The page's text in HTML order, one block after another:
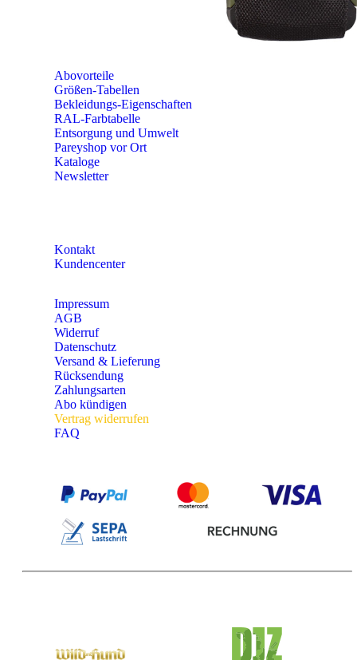
Abovorteile
Größen-Tabellen
Bekleidungs-Eigenschaften
RAL-Farbtabelle
Entsorgung und Umwelt
Pareyshop vor Ort
Kataloge
Newsletter
Kontakt
Kundencenter
Impressum
AGB
Widerruf
Datenschutz
Versand & Lieferung
Rücksendung
Zahlungsarten
Abo kündigen
Vertrag widerrufen
FAQ